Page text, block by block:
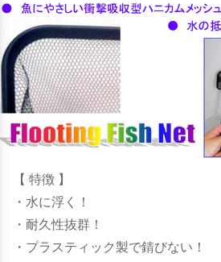
【 特徴 】
・水に浮く！
・耐久性抜群！
・プラスティック製で錆びない！